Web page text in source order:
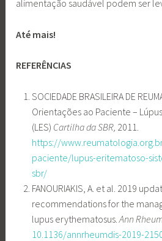
alimentação saudável podem ser
Até mais!
REFERÊNCIAS
SOCIEDADE BRASILEIRA DE
Orientações ao Paciente –
(LES) Cartilha da SBR, 2011.
https://
paciente/lupus-eritematoso-
sbr/
FANOURIAKIS, A. et al. 2019
recommendations for the
lupus erythematosus. Ann
10.1136/annrheumdis-2019-